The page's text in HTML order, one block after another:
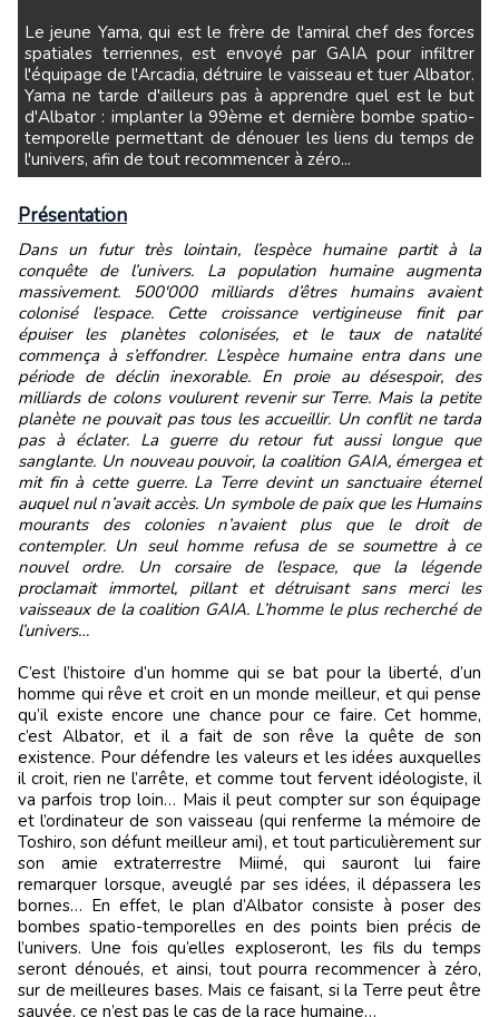
Le jeune Yama, qui est le frère de l'amiral chef des forces
spatiales terriennes, est envoyé par GAIA pour infiltrer
l'équipage de l'Arcadia, détruire le vaisseau et tuer Albator.
Yama ne tarde d'ailleurs pas à apprendre quel est le but
d'Albator : implanter la 99ème et dernière bombe spatio-
temporelle permettant de dénouer les liens du temps de
l'univers, afin de tout recommencer à zéro...
Présentation
Dans un futur très lointain, l’espèce humaine partit à la
conquête de l’univers. La population humaine augmenta
massivement. 500'000 milliards d’êtres humains avaient
colonisé l’espace. Cette croissance vertigineuse finit par
épuiser les planètes colonisées, et le taux de natalité
commença à s’effondrer. L’espèce humaine entra dans une
période de déclin inexorable. En proie au désespoir, des
milliards de colons voulurent revenir sur Terre. Mais la petite
planète ne pouvait pas tous les accueillir. Un conflit ne tarda
pas à éclater. La guerre du retour fut aussi longue que
sanglante. Un nouveau pouvoir, la coalition GAIA, émergea et
mit fin à cette guerre. La Terre devint un sanctuaire éternel
auquel nul n’avait accès. Un symbole de paix que les Humains
mourants des colonies n’avaient plus que le droit de
contempler. Un seul homme refusa de se soumettre à ce
nouvel ordre. Un corsaire de l’espace, que la légende
proclamait immortel, pillant et détruisant sans merci les
vaisseaux de la coalition GAIA. L’homme le plus recherché de
l’univers…
C’est l’histoire d’un homme qui se bat pour la liberté, d’un
homme qui rêve et croit en un monde meilleur, et qui pense
qu’il existe encore une chance pour ce faire. Cet homme,
c’est Albator, et il a fait de son rêve la quête de son
existence. Pour défendre les valeurs et les idées auxquelles
il croit, rien ne l’arrête, et comme tout fervent idéologiste, il
va parfois trop loin… Mais il peut compter sur son équipage
et l’ordinateur de son vaisseau (qui renferme la mémoire de
Toshiro, son défunt meilleur ami), et tout particulièrement sur
son amie extraterrestre Miimé, qui sauront lui faire
remarquer lorsque, aveuglé par ses idées, il dépassera les
bornes… En effet, le plan d’Albator consiste à poser des
bombes spatio-temporelles en des points bien précis de
l’univers. Une fois qu’elles exploseront, les fils du temps
seront dénoués, et ainsi, tout pourra recommencer à zéro,
sur de meilleures bases. Mais ce faisant, si la Terre peut être
sauvée, ce n’est pas le cas de la race humaine…